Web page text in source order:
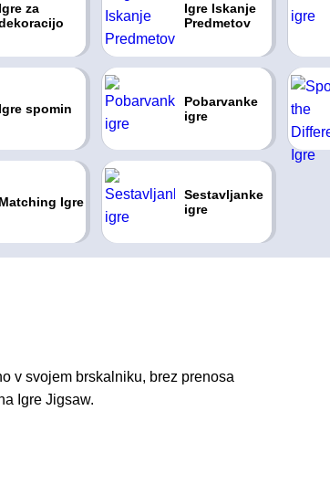
Igre za
Igre Iskanje
Predmetov
Igre spomin
Pobarvanke
igre
Matching Igre
Sestavljanke
igre
v svojem brskalniku, brez prenosa
Igre Jigsaw.